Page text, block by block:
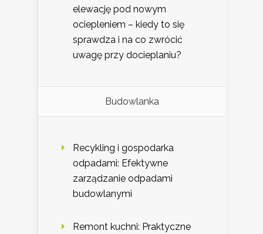
elewację pod nowym
ociepleniem – kiedy to się
sprawdza i na co zwrócić
uwagę przy docieplaniu?
Budowlanka
Recykling i gospodarka
odpadami: Efektywne
zarządzanie odpadami
budowlanymi
Remont kuchni: Praktyczne